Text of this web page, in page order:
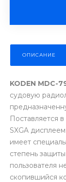
ОПИСАНИЕ
KODEN MDC-
судовую
Поставляется
SXGA
имеет
степень
пользователя
скопившийся